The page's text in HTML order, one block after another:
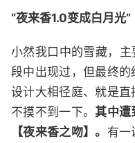
“夜来香1.0变成白月光”
小然我口中的雪藏，
段中出现过，但最终
设计大相径庭、就是
不摸不到一下。 其中遭
【夜来香之吻】。 有一